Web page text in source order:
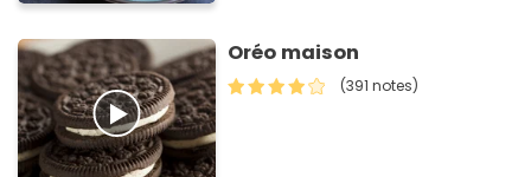
Oréo maison
(391 notes)